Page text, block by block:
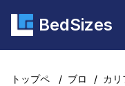
BedSizes
トップペ
/ ブロ
/ カリ